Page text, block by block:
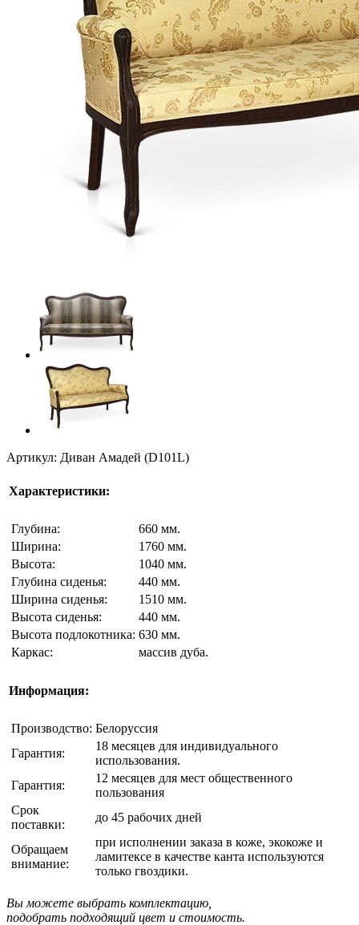
Артикул: Диван Амадей (D101L)
Характеристики:
Глубина:
660 мм.
Ширина:
1760 мм.
Высота:
1040 мм.
Глубина сиденья:
440 мм.
Ширина сиденья:
1510 мм.
Высота сиденья:
440 мм.
Высота подлокотника: 630 мм.
Каркас:
массив дуба.
Информация:
Производство: Белоруссия
Гарантия:
18 месяцев для индивидуального
использования.
Гарантия:
12 месяцев для мест общественного
пользования
Срок
поставки:
до 45 рабочих дней
Обращаем
внимание:
при исполнении заказа в коже, экокоже и
ламитексе в качестве канта используются
только гвоздики.
Вы можете выбрать комплектацию,
подобрать подходящий цвет и стоимость.